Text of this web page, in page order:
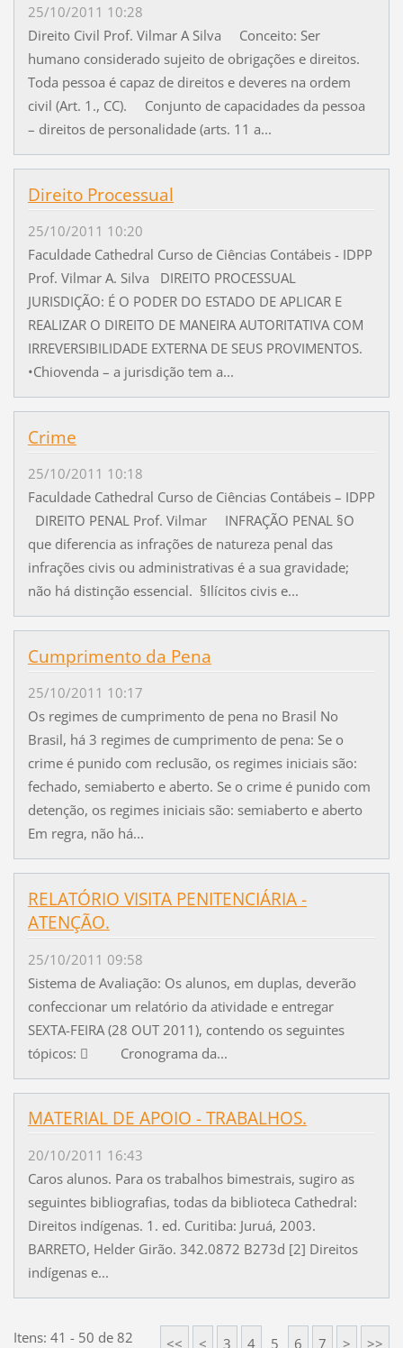
25/10/2011 10:28
Direito Civil Prof. Vilmar A Silva Conceito: Ser
humano considerado sujeito de obrigações e direitos.
Toda pessoa é capaz de direitos e deveres na ordem
civil (Art. 1., CC). Conjunto de capacidades da pessoa
– direitos de personalidade (arts. 11 a...
Direito Processual
25/10/2011 10:20
Faculdade Cathedral Curso de Ciências Contábeis - IDPP
Prof. Vilmar A. Silva DIREITO PROCESSUAL
JURISDIÇÃO: É O PODER DO ESTADO DE APLICAR E
REALIZAR O DIREITO DE MANEIRA AUTORITATIVA COM
IRREVERSIBILIDADE EXTERNA DE SEUS PROVIMENTOS.
•Chiovenda – a jurisdição tem a...
Crime
25/10/2011 10:18
Faculdade Cathedral Curso de Ciências Contábeis – IDPP
DIREITO PENAL Prof. Vilmar INFRAÇÃO PENAL §O
que diferencia as infrações de natureza penal das
infrações civis ou administrativas é a sua gravidade;
não há distinção essencial. §Ilícitos civis e...
Cumprimento da Pena
25/10/2011 10:17
Os regimes de cumprimento de pena no Brasil No
Brasil, há 3 regimes de cumprimento de pena: Se o
crime é punido com reclusão, os regimes iniciais são:
fechado, semiaberto e aberto. Se o crime é punido com
detenção, os regimes iniciais são: semiaberto e aberto
Em regra, não há...
RELATÓRIO VISITA PENITENCIÁRIA -
ATENÇÃO.
25/10/2011 09:58
Sistema de Avaliação: Os alunos, em duplas, deverão
confeccionar um relatório da atividade e entregar
SEXTA-FEIRA (28 OUT 2011), contendo os seguintes
tópicos:  Cronograma da...
MATERIAL DE APOIO - TRABALHOS.
20/10/2011 16:43
Caros alunos. Para os trabalhos bimestrais, sugiro as
seguintes bibliografias, todas da biblioteca Cathedral:
Direitos indígenas. 1. ed. Curitiba: Juruá, 2003.
BARRETO, Helder Girão. 342.0872 B273d [2] Direitos
indígenas e...
Itens: 41 - 50 de 82 << < 3 4 5 6 7 > >>